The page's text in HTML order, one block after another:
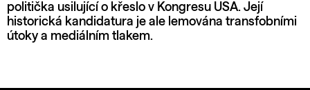
politička usilující o křeslo v Kongresu USA. Její
historická kandidatura je ale lemována transfobními
útoky a mediálním tlakem.